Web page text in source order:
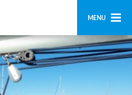
MENU
Home
Ricerca
Contatti